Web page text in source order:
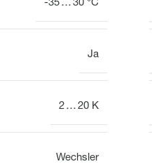
-35 … 30 °C
Ja
2 … 20 K
Wechsler